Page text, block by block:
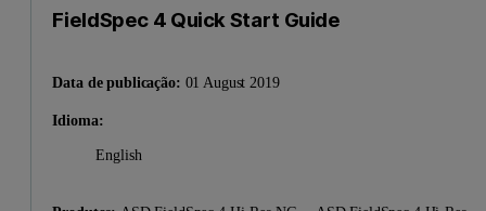
FieldSpec 4 Quick Start Guide
Data de publicação: 01 August 2019
Idioma:
English